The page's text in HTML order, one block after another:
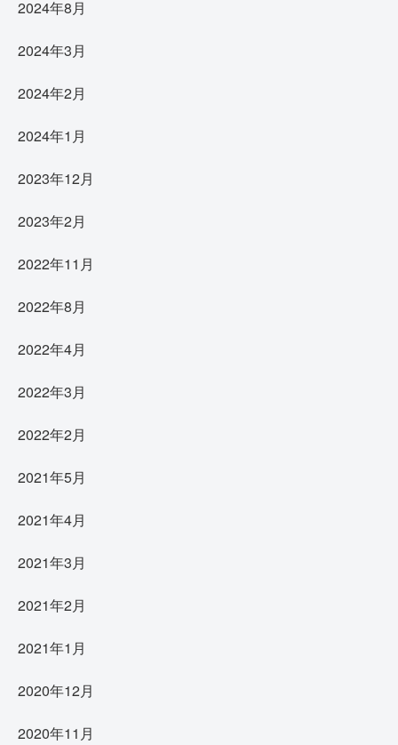
2024年8月
2024年3月
2024年2月
2024年1月
2023年12月
2023年2月
2022年11月
2022年8月
2022年4月
2022年3月
2022年2月
2021年5月
2021年4月
2021年3月
2021年2月
2021年1月
2020年12月
2020年11月